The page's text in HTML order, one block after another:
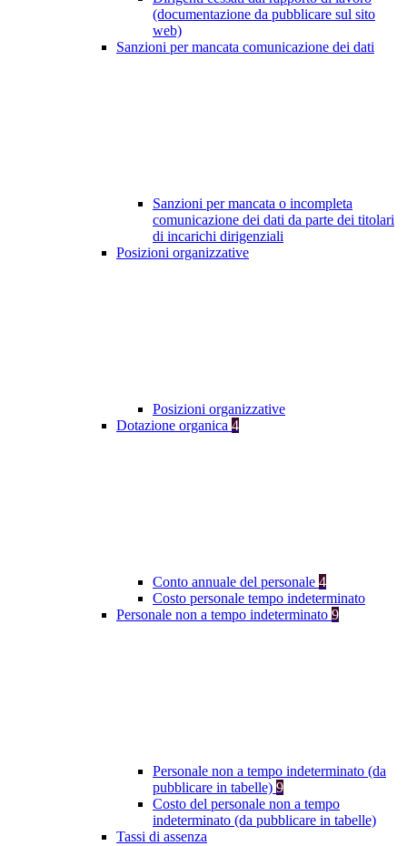
(documentazione da pubblicare sul sito
web)
Sanzioni per mancata comunicazione dei dati
Sanzioni per mancata o incompleta
comunicazione dei dati da parte dei titolari
di incarichi dirigenziali
Posizioni organizzative
Posizioni organizzative
Dotazione organica 4
Conto annuale del personale 4
Costo personale tempo indeterminato
Personale non a tempo indeterminato 9
Personale non a tempo indeterminato (da
pubblicare in tabelle) 9
Costo del personale non a tempo
indeterminato (da pubblicare in tabelle)
Tassi di assenza